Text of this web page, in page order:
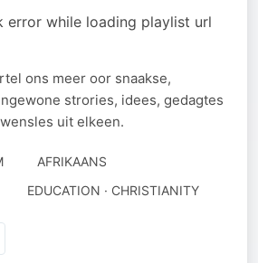
error while loading playlist url
ons meer oor snaakse,
strories, idees, gedagtes
uit elkeen.
AFRIKAANS
EDUCATION · CHRISTIANITY